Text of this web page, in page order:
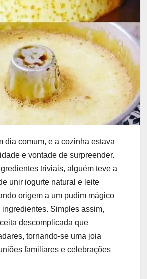
dia comum, e a cozinha estava
e vontade de surpreender.
triviais, alguém teve a
unir iogurte natural e leite
origem a um pudim mágico
Simples assim,
descomplicada que
tornando-se uma joia
familiares e celebrações